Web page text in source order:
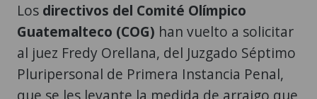
Los directivos del Comité Olímpico
Guatemalteco (COG) han vuelto a solicitar
al juez Fredy Orellana, del Juzgado Séptimo
Pluripersonal de Primera Instancia Penal,